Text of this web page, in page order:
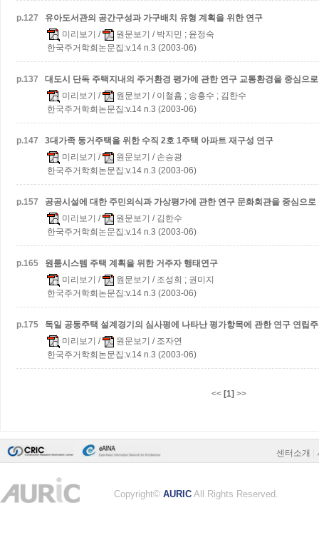
p.127
유아도서관의 공간구성과 가구배치 유형 계획을 위한 연구
미리보기 / 원문보기 / 박지민 ; 윤정숙
한국주거학회논문집:v.14 n.3 (2003-06)
p.137 대도시 단독 주택지내의 주거환경 평가에 관한 연구 교통환경을 중심으로
미리보기 / 원문보기 / 이철흠 ; 송흥수 ; 김한수
한국주거학회논문집:v.14 n.3 (2003-06)
p.147
3대가족 동거주택을 위한 수직 2호 1주택 아파트 재구성 연구
미리보기 / 원문보기 / 손승광
한국주거학회논문집:v.14 n.3 (2003-06)
p.157 공공시설에 대한 주민의식과 가상평가에 관한 연구 문화회관을 중심으로
미리보기 / 원문보기 / 김한수
한국주거학회논문집:v.14 n.3 (2003-06)
p.165
원룸시스템 주택 계획을 위한 거주자 행태연구
미리보기 / 원문보기 / 조성희 ; 권미지
한국주거학회논문집:v.14 n.3 (2003-06)
p.175 독일 공동주택 설계경기의 심사평에 나타난 평가항목에 관한 연구 연립
미리보기 / 원문보기 / 조자연
한국주거학회논문집:v.14 n.3 (2003-06)
<< [1] >>
센터소개
Copyright© AURIC All Rights Reserved.